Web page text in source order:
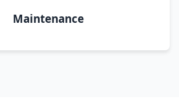
Maintenance